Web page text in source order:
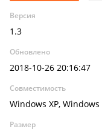
Версия
1.3
Обновлено
2018-10-26 20:16:47
Совместимость
Windows XP, Windows
Размер